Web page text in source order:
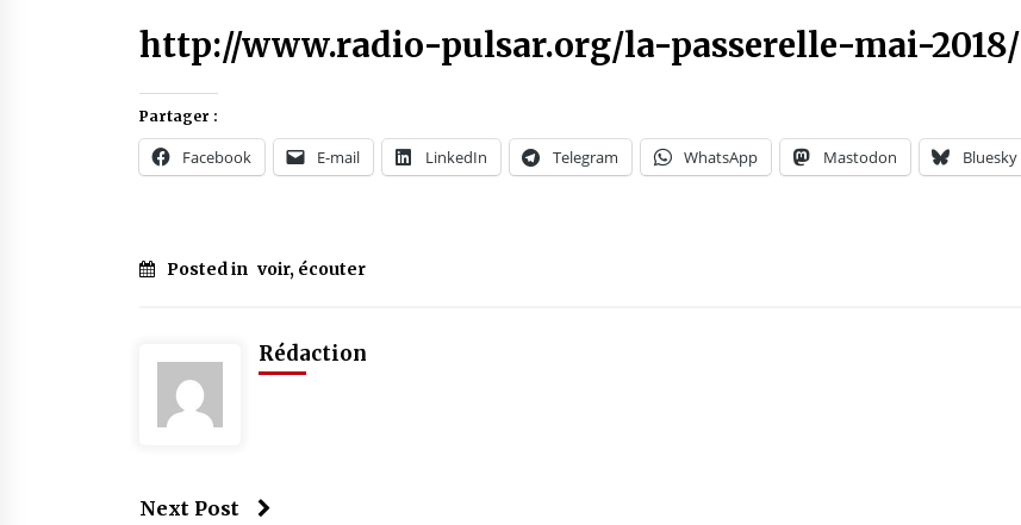
http://www.radio-pulsar.org/la-passerelle-mai-2018/
Partager :
Facebook E-mail LinkedIn Telegram WhatsApp Mastodon Bluesky
Posted in voir, écouter
Rédaction
Next Post